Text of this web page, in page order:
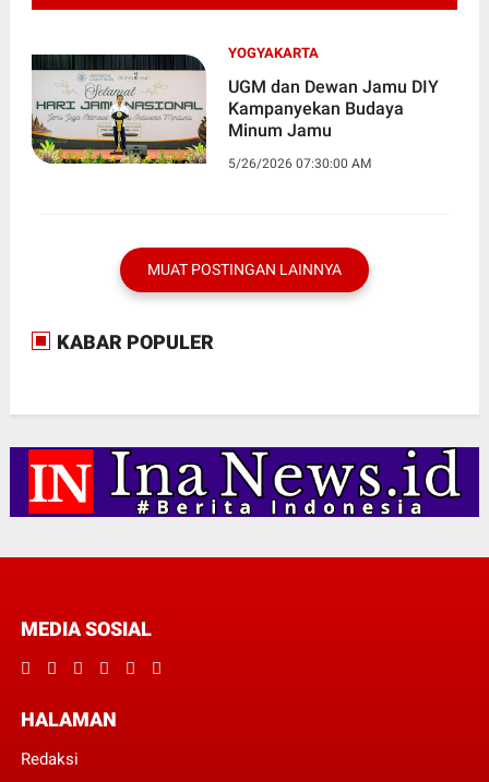
YOGYAKARTA
UGM dan Dewan Jamu DIY
Kampanyekan Budaya
5/26/2026 07:30:00 AM
MUAT POSTINGAN LAINNYA
KABAR POPULER
MEDIA SOSIAL
HALAMAN
Redaksi